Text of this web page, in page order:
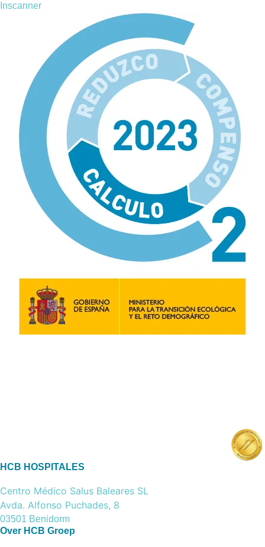
Inscanner
HCB HOSPITALES
Centro Médico Salus Baleares SL
Avda. Alfonso Puchades, 8
03501 Benidorm
Over HCB Groep